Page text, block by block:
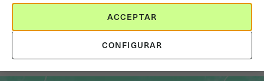
Firma electrónica avanzada con
certificado cualificado, ¿qué es?
CONFIGURAR
ACCEPTAR